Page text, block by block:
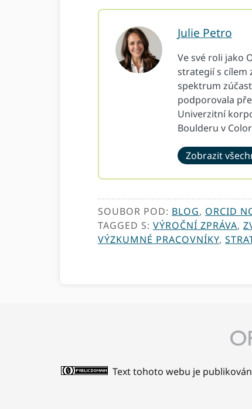
Julie Petro
Ve své roli jako
strategií s cílem
spektrum
podporovala
Univerzitní
Boulderu v
Zobrazit
SOUBOR POD: BLOG, ORCID
TAGGED S: VÝROČNÍ ZPRÁVA,
VÝZKUMNÉ PRACOVNÍKY,
Text tohoto webu je